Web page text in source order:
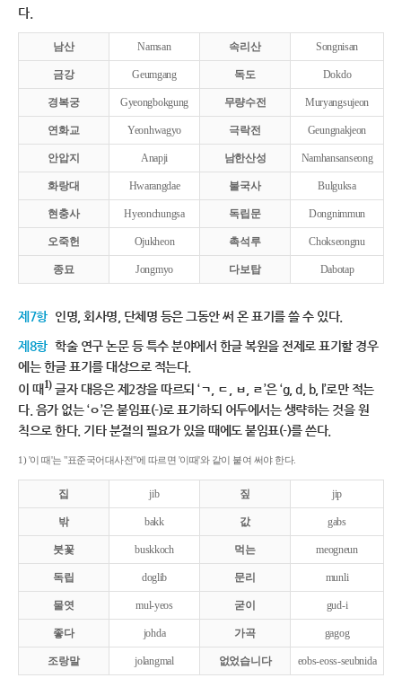
다.
남산 Namsan 속리산 Songnisan
금강 Geumgang 독도 Dokdo
경복궁 Gyeongbokgung 무량수전 Muryangsujeon
연화교 Yeonhwagyo 극락전 Geungnakjeon
안압지 Anapji 남한산성 Namhansanseong
화랑대 Hwarangdae 불국사 Bulguksa
현충사 Hyeonchungsa 독립문 Dongnimmun
오죽헌 Ojukheon 촉석루 Chokseongnu
종묘 Jongmyo 다보탑 Dabotap
제7항 인명, 회사명, 단체명 등은 그동안 써 온 표기를 쓸 수 있다.
제8항 학술 연구 논문 등 특수 분야에서 한글 복원을 전제로 표기할 경우
에는 한글 표기를 대상으로 적는다.
이 때1)글자 대응은 제2장을 따르되 ‘ㄱ, ㄷ, ㅂ, ㄹ’은 ‘g, d, b, l’로만 적는
다. 음가 없는 ‘ㅇ’은 붙임표(-)로 표기하되 어두에서는 생략하는 것을 원
칙으로 한다. 기타 분절의 필요가 있을 때에도 붙임표(-)를 쓴다.
1) '이 때'는 "표준국어대사전"에 따르면 '이때'와 같이 붙여 써야 한다.
집 jib 짚 jip
밖 bakk 값 gabs
붓꽃 buskkoch 먹는 meogneun
독립 doglib 문리 munli
물엿 mul-yeos 굳이 gud-i
좋다 johda 가곡 gagog
조랑말 jolangmal 없었습니다 eobs-eoss-seubnida